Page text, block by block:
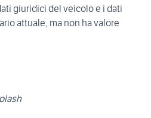
giuridici del veicolo e i dati
attuale, ma non ha valore